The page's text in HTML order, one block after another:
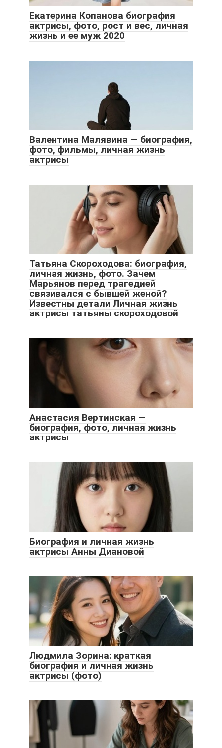
Екатерина Копанова биография
актрисы, фото, рост и вес, личная
жизнь и ее муж 2020
Валентина Малявина — биография,
фото, фильмы, личная жизнь
актрисы
Татьяна Скороходова: биография,
личная жизнь, фото. Зачем
Марьянов перед трагедией
связивался с бывшей женой?
Известны детали Личная жизнь
актрисы татьяны скороходовой
Анастасия Вертинская —
биография, фото, личная жизнь
актрисы
Биография и личная жизнь
актрисы Анны Диановой
Людмила Зорина: краткая
биография и личная жизнь
актрисы (фото)